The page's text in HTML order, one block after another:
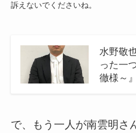
訴えないでくださいね。
水野敬
った
徹様～』
で、もう一人が南雲明さ